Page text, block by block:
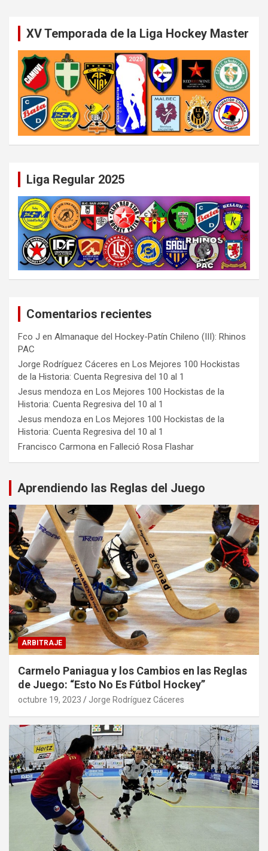
XV Temporada de la Liga Hockey Master
Liga Regular 2025
Comentarios recientes
Fco J en Almanaque del Hockey-Patín Chileno (III): Rhinos
PAC
Jorge Rodríguez Cáceres en Los Mejores 100 Hockistas
de la Historia: Cuenta Regresiva del 10 al 1
Jesus mendoza en Los Mejores 100 Hockistas de la
Historia: Cuenta Regresiva del 10 al 1
Jesus mendoza en Los Mejores 100 Hockistas de la
Historia: Cuenta Regresiva del 10 al 1
Francisco Carmona en Falleció Rosa Flashar
Aprendiendo las Reglas del Juego
ARBITRAJE
Carmelo Paniagua y los Cambios en las Reglas
de Juego: “Esto No Es Fútbol Hockey”
octubre 19, 2023 Jorge Rodríguez Cáceres